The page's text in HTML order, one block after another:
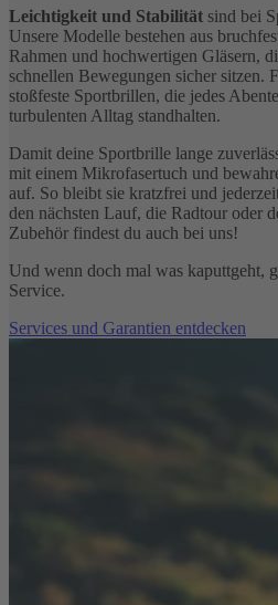
Leichtigkeit und Stabilität sind bei
Unsere Modelle bestehen aus
Rahmen und hochwertigen Gläsern,
schnellen Bewegungen sicher sitzen.
stoßfeste Sportbrillen, die jedes
turbulenten Alltag standhalten.
Damit deine Sportbrille lange
mit einem Mikrofasertuch und
auf. So bleibt sie kratzfrei und
den nächsten Lauf, die Radtour oder
Zubehör findest du auch bei uns!
Und wenn doch mal was kaputtgeht,
Service.
Services und Garantien entdecken